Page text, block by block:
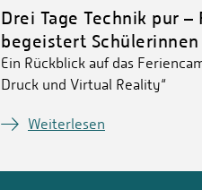
Drei Tage Technik pur
begeistert
Ein Rückblick auf das
Druck und Virtual Reality“
Weiterlesen